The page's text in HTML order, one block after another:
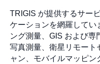
TRIGIS が提供するサー
ケーションを網羅してい
ング測量、GIS および
写真測量、衛星リモート
ャン、モバイルマッピン